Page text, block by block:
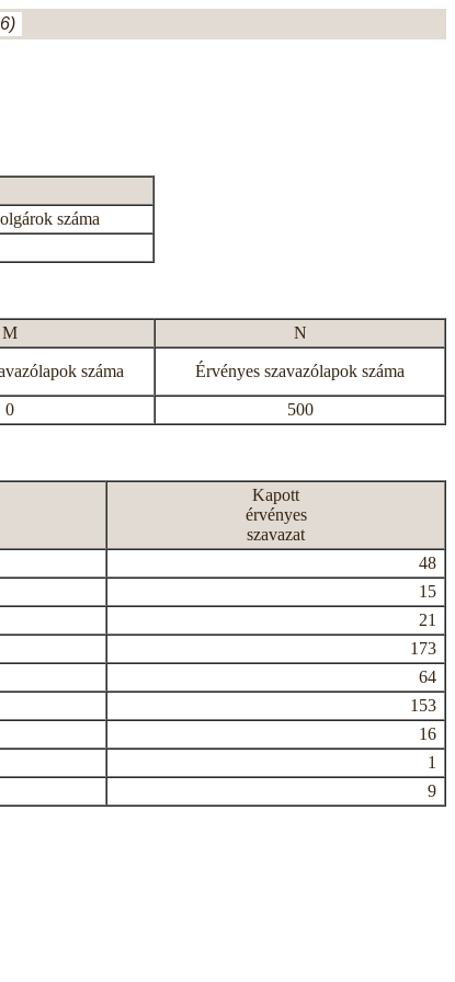
száma
M
N
száma Érvényes szavazólapok száma
0 500
Kapott
érvényes
szavazat
48
15
21
173
64
153
16
1
9